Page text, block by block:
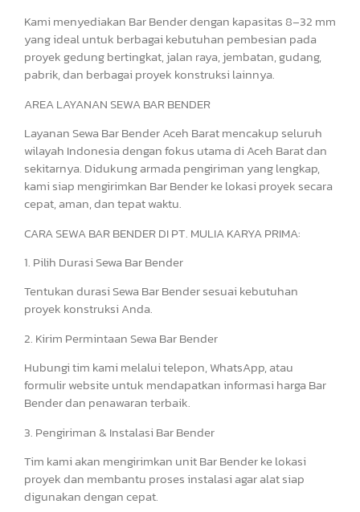
Kami menyediakan Bar Bender dengan kapasitas 8–32 mm
yang ideal untuk berbagai kebutuhan pembesian pada
proyek gedung bertingkat, jalan raya, jembatan, gudang,
pabrik, dan berbagai proyek konstruksi lainnya.
AREA LAYANAN SEWA BAR BENDER
Layanan Sewa Bar Bender Aceh Barat mencakup seluruh
wilayah Indonesia dengan fokus utama di Aceh Barat dan
sekitarnya. Didukung armada pengiriman yang lengkap,
kami siap mengirimkan Bar Bender ke lokasi proyek secara
cepat, aman, dan tepat waktu.
CARA SEWA BAR BENDER DI PT. MULIA KARYA PRIMA:
1. Pilih Durasi Sewa Bar Bender
Tentukan durasi Sewa Bar Bender sesuai kebutuhan
proyek konstruksi Anda.
2. Kirim Permintaan Sewa Bar Bender
Hubungi tim kami melalui telepon, WhatsApp, atau
formulir website untuk mendapatkan informasi harga Bar
Bender dan penawaran terbaik.
3. Pengiriman & Instalasi Bar Bender
Tim kami akan mengirimkan unit Bar Bender ke lokasi
proyek dan membantu proses instalasi agar alat siap
digunakan dengan cepat.